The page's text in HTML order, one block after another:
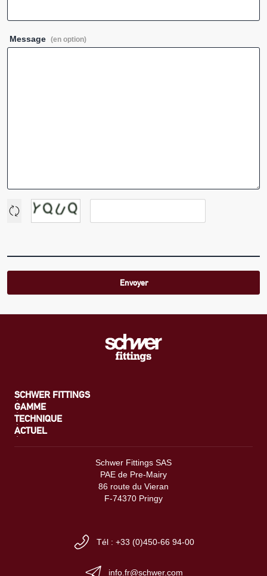
Message (en option)
Envoyer
SCHWER FITTINGS
GAMME
TECHNIQUE
ACTUEL
Schwer Fittings SAS
PAE de Pre-Mairy
86 route du Vieran
F-74370 Pringy
Tél : +33 (0)450-66 94-00
info.fr@schwer.com